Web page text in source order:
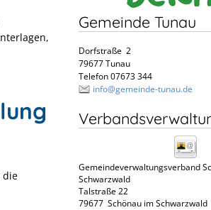
die
Gemeinde Tunau
Dorfstraße 2
79677 Tunau
Telefon 07673 344
info@gemeinde-tunau.de
Gemeindeverwaltungsverband
Schwarzwald
Talstraße 22
79677 Schönau im Schwarzwald